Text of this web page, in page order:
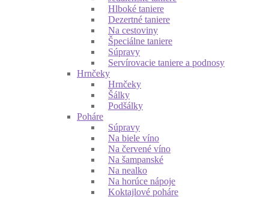
Hlboké taniere
Dezertné taniere
Na cestoviny
Špeciálne taniere
Súpravy
Servírovacie taniere a podnosy
Hrnčeky
Hrnčeky
Šálky
Podšálky
Poháre
Súpravy
Na biele víno
Na červené víno
Na šampanské
Na nealko
Na horúce nápoje
Koktajlové poháre